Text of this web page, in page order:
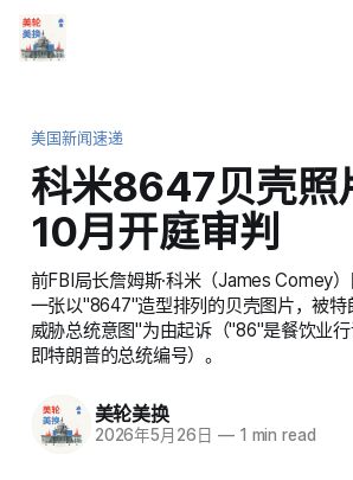
美国新闻速递
科米8647贝壳照
10月开庭审判
前FBI局长詹姆斯·科米（James Comey
一张以"8647"造型排列的贝壳图片，被
威胁总统意图"为由起诉（"86"是餐饮业
即特朗普的总统编号）。
美轮美换
2026年5月26日 —1 min read